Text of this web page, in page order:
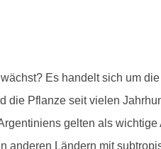
Es handelt sich um
die Pflanze seit vielen
gelten als wichtige
anderen Ländern mit